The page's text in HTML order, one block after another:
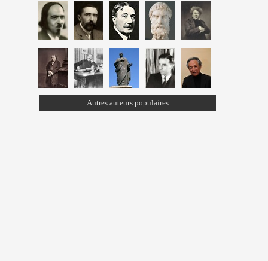
Autres auteurs populaires